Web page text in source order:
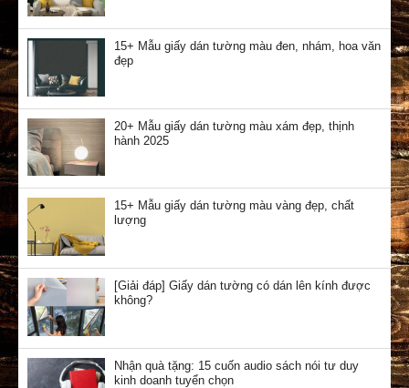
15+ Mẫu giấy dán tường màu đen, nhám, hoa văn
đẹp
20+ Mẫu giấy dán tường màu xám đẹp, thịnh
hành 2025
15+ Mẫu giấy dán tường màu vàng đẹp, chất
lượng
[Giải đáp] Giấy dán tường có dán lên kính được
không?
Nhận quà tặng: 15 cuốn audio sách nói tư duy
kinh doanh tuyển chọn